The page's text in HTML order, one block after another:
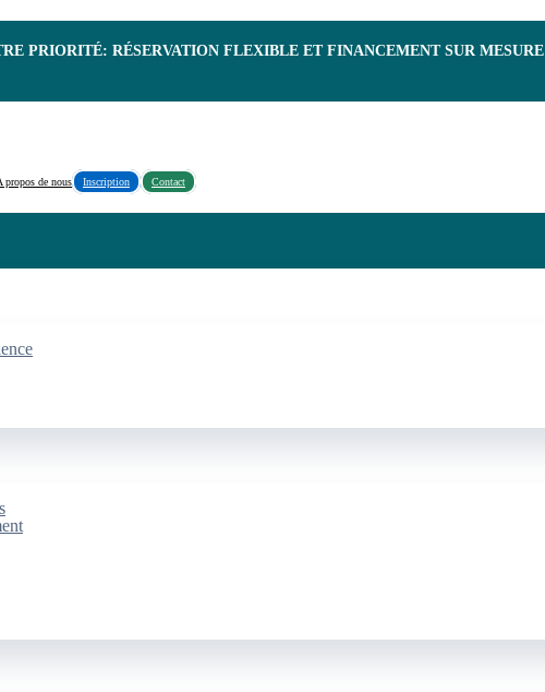
PRIORITÉ: RÉSERVATION FLEXIBLE ET FINANCEMENT SUR MESURE
propos de nous Inscription Contact